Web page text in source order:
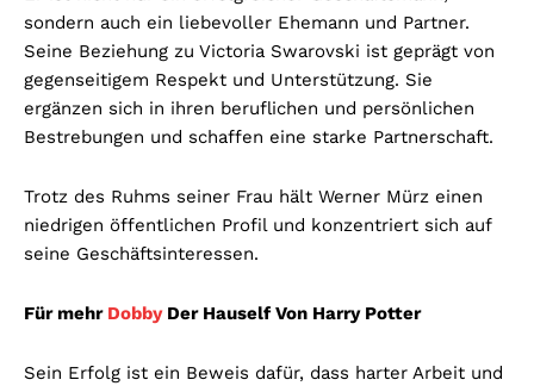
sondern auch ein liebevoller Ehemann und Partner.
Seine Beziehung zu Victoria Swarovski ist geprägt von
gegenseitigem Respekt und Unterstützung. Sie
ergänzen sich in ihren beruflichen und persönlichen
Bestrebungen und schaffen eine starke Partnerschaft.
Trotz des Ruhms seiner Frau hält Werner Mürz einen
niedrigen öffentlichen Profil und konzentriert sich auf
seine Geschäftsinteressen.
Für mehr DobbyDer Hauself Von Harry Potter
Sein Erfolg ist ein Beweis dafür, dass harter Arbeit und